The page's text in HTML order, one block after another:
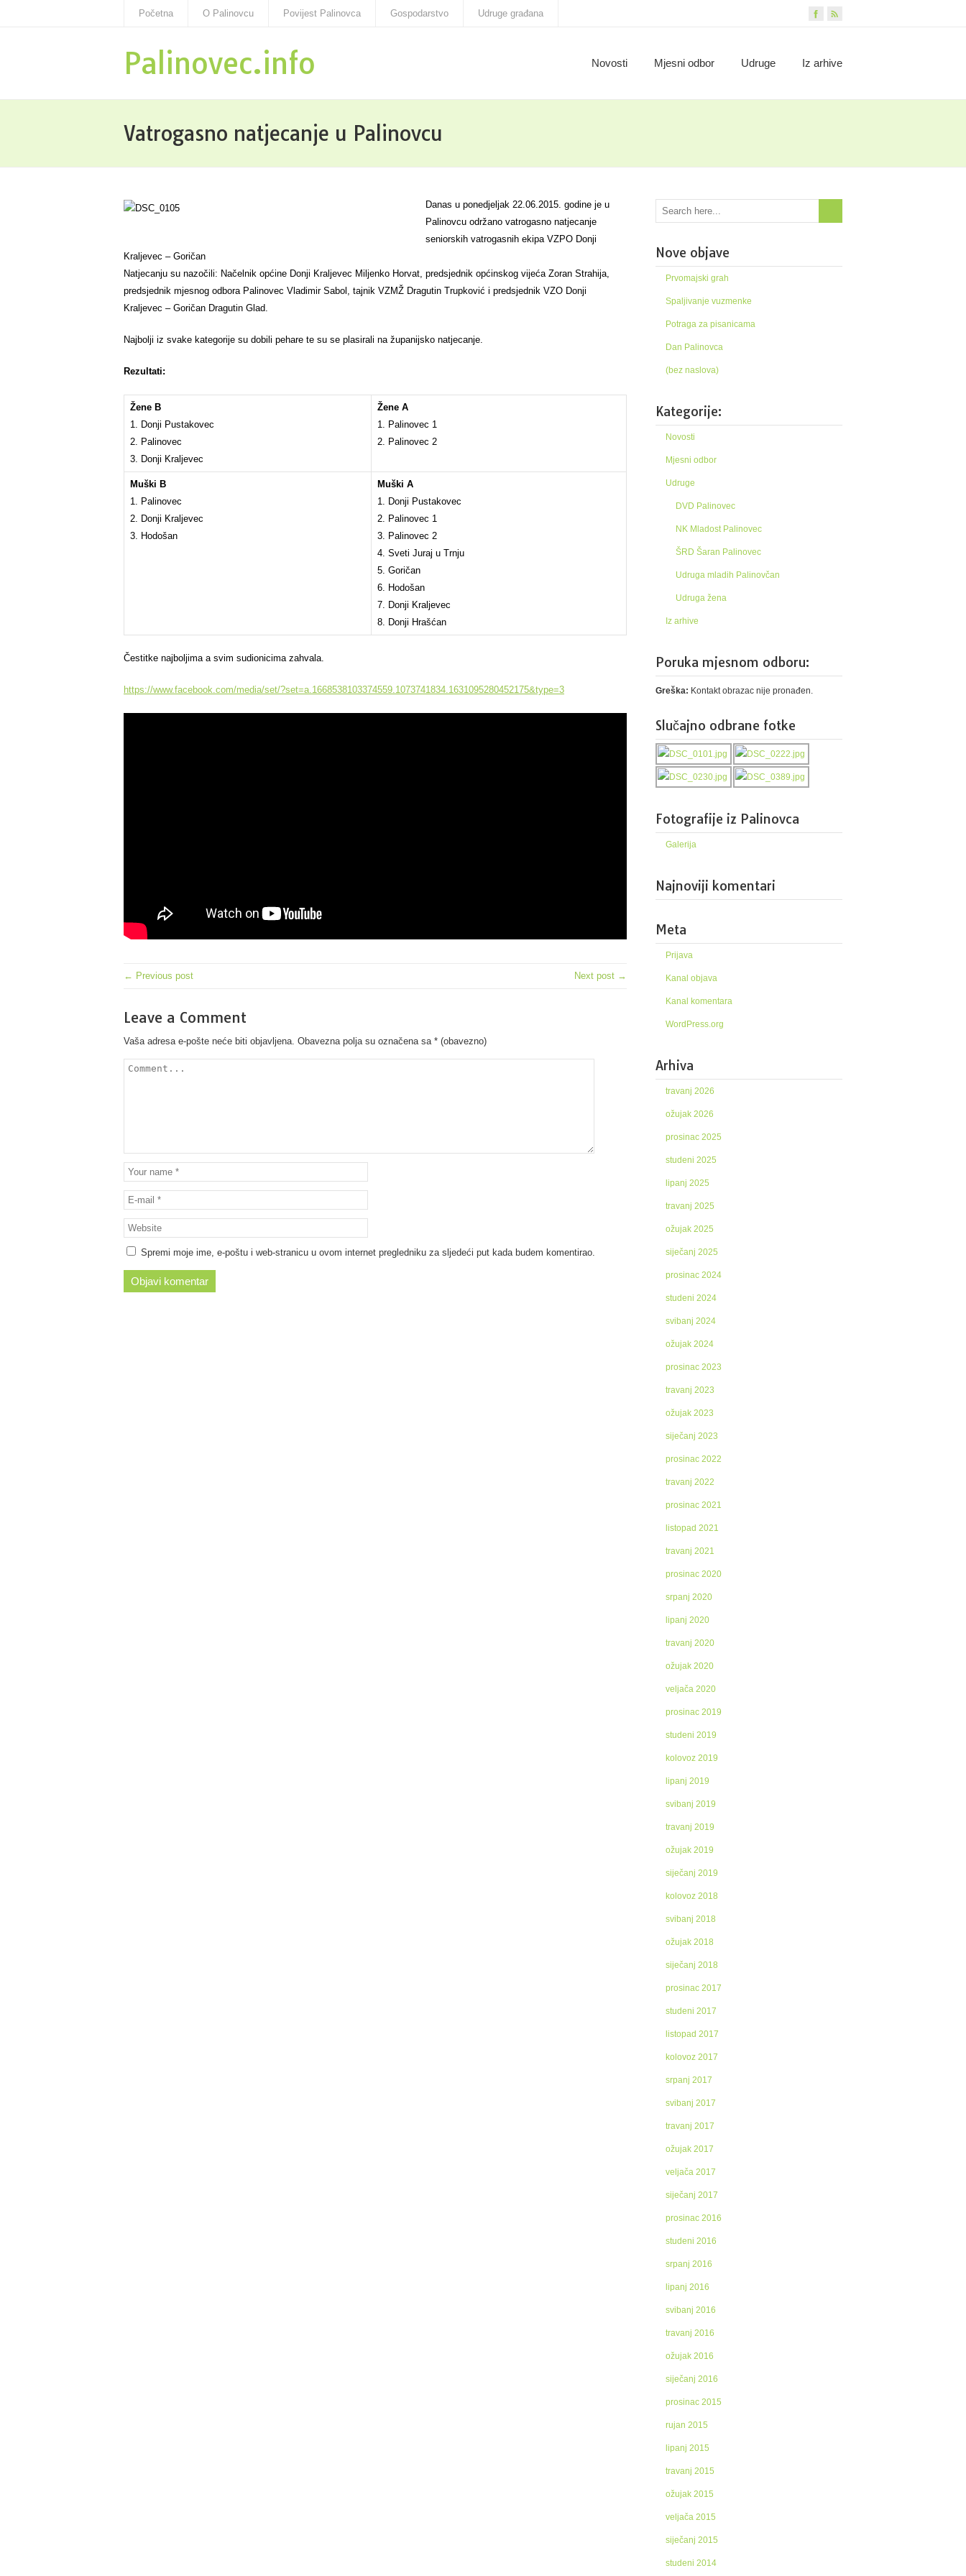
Početna O Palinovcu Povijest Palinovca Gospodarstvo Udruge građana
Palinovec.info Novosti Mjesni odbor Udruge Iz arhive
Vatrogasno natjecanje u Palinovcu
Danas u ponedjeljak 22.06.2015. godine je u
Palinovcu održano vatrogasno natjecanje
seniorskih vatrogasnih ekipa VZPO Donji
Kraljevec – Goričan
Natjecanju su nazočili: Načelnik općine Donji Kraljevec Miljenko Horvat, predsjednik općinskog vijeća Zoran Strahija,
predsjednik mjesnog odbora Palinovec Vladimir Sabol, tajnik VZMŽ Dragutin Trupković i predsjednik VZO Donji
Kraljevec – Goričan Dragutin Glad.
Najbolji iz svake kategorije su dobili pehare te su se plasirali na županijsko natjecanje.
Rezultati:
Žene B
1. Donji Pustakovec
2. Palinovec
3. Donji Kraljevec
Žene A
1. Palinovec 1
2. Palinovec 2
Muški B
1. Palinovec
2. Donji Kraljevec
3. Hodošan
Muški A
1. Donji Pustakovec
2. Palinovec 1
3. Palinovec 2
4. Sveti Juraj u Trnju
5. Goričan
6. Hodošan
7. Donji Kraljevec
8. Donji Hrašćan
Čestitke najboljima a svim sudionicima zahvala.
https://www.facebook.com/media/set/?set=a.1668538103374559.1073741834.1631095280452175&type=3
← Previous post Next post →
Leave a Comment
Vaša adresa e-pošte neće biti objavljena. Obavezna polja su označena sa * (obavezno)
Spremi moje ime, e-poštu i web-stranicu u ovom internet pregledniku za sljedeći put kada budem komentirao.
Nove objave
Prvomajski grah
Spaljivanje vuzmenke
Potraga za pisanicama
Dan Palinovca
(bez naslova)
Kategorije:
Novosti
Mjesni odbor
Udruge
DVD Palinovec
NK Mladost Palinovec
ŠRD Šaran Palinovec
Udruga mladih Palinovčan
Udruga žena
Iz arhive
Poruka mjesnom odboru:
Greška: Kontakt obrazac nije pronađen.
Slučajno odbrane fotke
Fotografije iz Palinovca
Galerija
Najnoviji komentari
Meta
Prijava
Kanal objava
Kanal komentara
WordPress.org
Arhiva
travanj 2026
ožujak 2026
prosinac 2025
studeni 2025
lipanj 2025
travanj 2025
ožujak 2025
siječanj 2025
prosinac 2024
studeni 2024
svibanj 2024
ožujak 2024
prosinac 2023
travanj 2023
ožujak 2023
siječanj 2023
prosinac 2022
travanj 2022
prosinac 2021
listopad 2021
travanj 2021
prosinac 2020
srpanj 2020
lipanj 2020
travanj 2020
ožujak 2020
veljača 2020
prosinac 2019
studeni 2019
kolovoz 2019
lipanj 2019
svibanj 2019
travanj 2019
ožujak 2019
siječanj 2019
kolovoz 2018
svibanj 2018
ožujak 2018
siječanj 2018
prosinac 2017
studeni 2017
listopad 2017
kolovoz 2017
srpanj 2017
svibanj 2017
travanj 2017
ožujak 2017
veljača 2017
siječanj 2017
prosinac 2016
studeni 2016
srpanj 2016
lipanj 2016
svibanj 2016
travanj 2016
ožujak 2016
siječanj 2016
prosinac 2015
rujan 2015
lipanj 2015
travanj 2015
ožujak 2015
veljača 2015
siječanj 2015
studeni 2014